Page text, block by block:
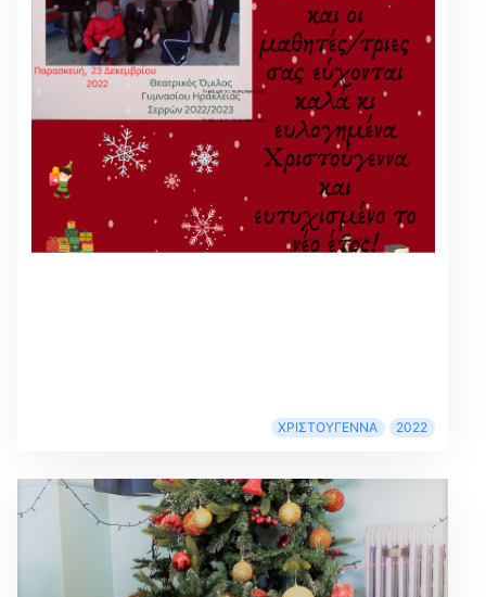
ΧΡΙΣΤΟΎΓΕΝΝΑ 2022